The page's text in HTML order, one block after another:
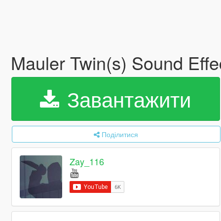
Mauler Twin(s) Sound
Завантажити
Поділитися
Zay_116